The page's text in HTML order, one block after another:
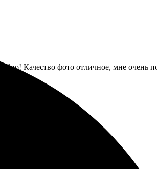
Качество фото отличное, мне очень
получились!